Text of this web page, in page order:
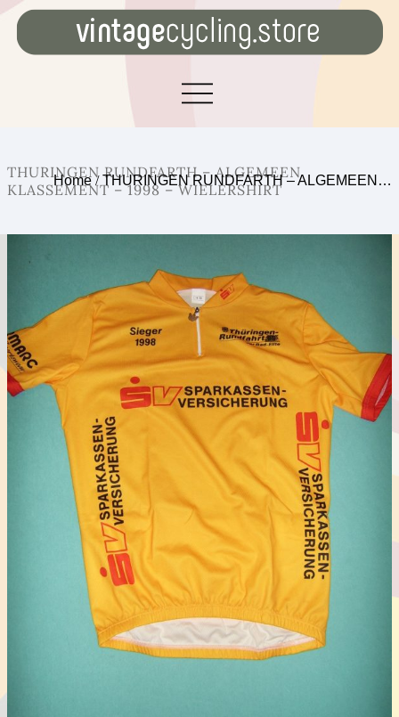
THURINGEN RUNDFARTH – ALGEMEEN
KLASSEMENT – 1998 – WIELERSHIRT
Home/THURINGEN RUNDFARTH – ALGEMEEN…